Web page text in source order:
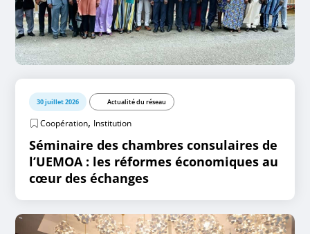
30 juillet 2026 Actualité du réseau
Coopération, Institution
Séminaire des chambres consulaires de
l’UEMOA : les réformes économiques au
cœur des échanges